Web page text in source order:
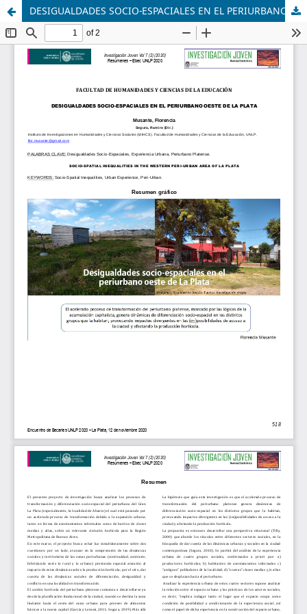
DESIGUALDADES SOCIO-ESPACIALES EN EL PERIURBANO OESTE DE LA PLATA